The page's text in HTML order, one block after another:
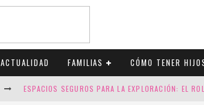
ACTUALIDAD FAMILIAS CÓMO TENER
ESPACIOS SEGUROS PARA LA EXPLORACIÓN: EL